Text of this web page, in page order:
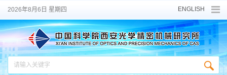
2026年8月6日 星期四 ENGLISH